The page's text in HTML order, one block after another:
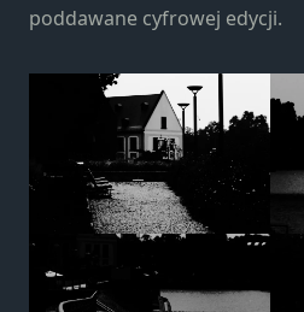
poddawane cyfrowej edycji.